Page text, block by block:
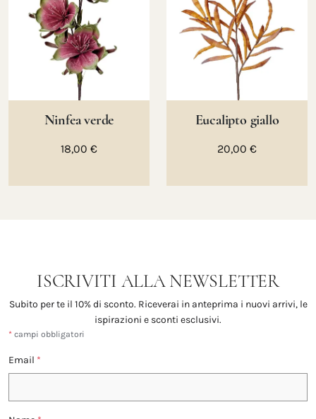
Ninfea verde
18,00 €
Eucalipto giallo
20,00 €
ISCRIVITI ALLA NEWSLETTER
Subito per te il 10% di sconto. Riceverai in anteprima i nuovi arrivi, le
ispirazioni e sconti esclusivi.
* campi obbligatori
Email *